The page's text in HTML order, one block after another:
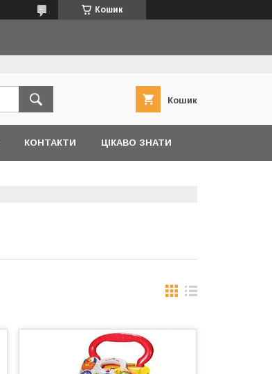
Кошик
Кошик
КОНТАКТИ ЦІКАВО ЗНАТИ